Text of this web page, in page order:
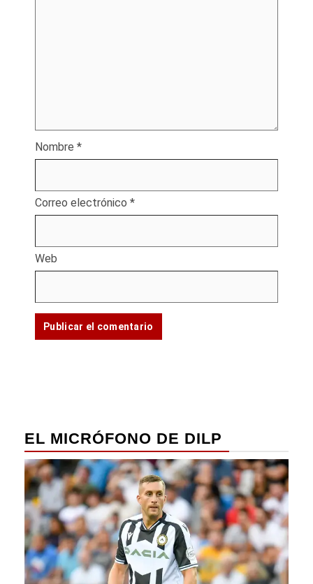
Nombre *
Correo electrónico *
Web
EL MICRÓFONO DE DILP